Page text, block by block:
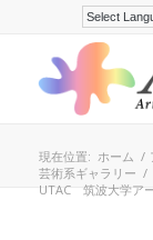
現在位置: ホーム /
芸術系ギャラリー /
UTAC 筑波大学ア